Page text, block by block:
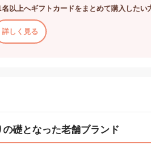
名以上へギフトカードをまとめて購入したい
詳しく見る
礎となった老舗ブランド